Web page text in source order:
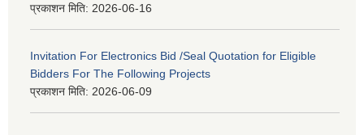
प्रकाशन मिति: 2026-06-16
Invitation For Electronics Bid /Seal Quotation for Eligible
Bidders For The Following Projects
प्रकाशन मिति: 2026-06-09